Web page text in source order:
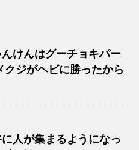
けんはグーチョキパー
クジがヘビに勝ったから
人が集まるようになっ